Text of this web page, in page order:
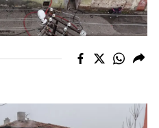
Karabük
Düzce